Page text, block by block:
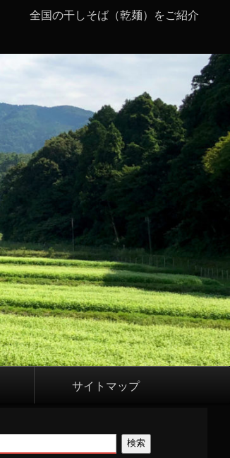
全国の干しそば（乾麺）をご紹介
サイトマップ
検索